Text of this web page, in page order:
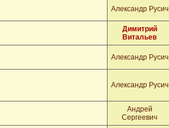
Александр Русич
Димитрий
Витальев
Александр Русич
Александр Русич
Андрей
Сергеевич